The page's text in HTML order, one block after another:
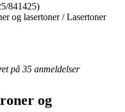
841425)
og lasertoner / Lasertoner
på 35 anmeldelser
og